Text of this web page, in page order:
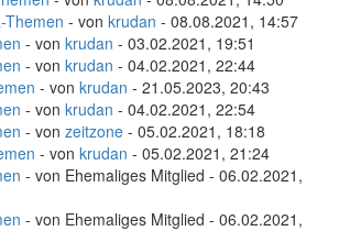
Themen - von krudan - 08.08.2021, 14:57
- von krudan - 03.02.2021, 19:51
- von krudan - 04.02.2021, 22:44
- von krudan - 21.05.2023, 20:43
- von krudan - 04.02.2021, 22:54
- von zeitzone - 05.02.2021, 18:18
- von krudan - 05.02.2021, 21:24
- von Ehemaliges Mitglied - 06.02.2021,
- von Ehemaliges Mitglied - 06.02.2021,